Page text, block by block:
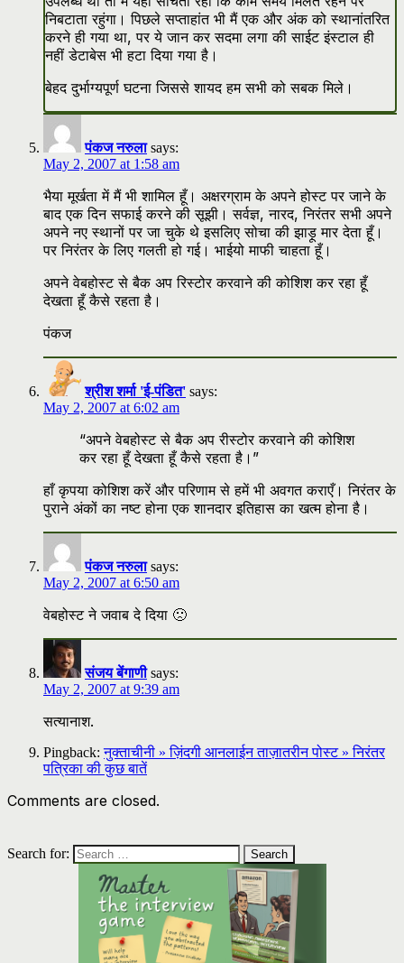
निबटाता रहुंगा। पिछले सप्ताहांत भी मैं एक और अंक को स्थानांतरित
करने ही गया था, पर ये जान कर सदमा लगा की साईट इंस्टाल ही
नहीं डेटाबेस भी हटा दिया गया है।
बेहद दुर्भाग्यपूर्ण घटना जिससे शायद हम सभी को सबक मिले।
पंकज नरुला says:
May 2, 2007 at 1:58 am
भैया मूर्खता में मैं भी शामिल हूँ। अक्षरग्राम के अपने होस्ट पर जाने के
बाद एक दिन सफाई करने की सूझी। सर्वज्ञ, नारद, निरंतर सभी अपने
अपने नए स्थानों पर जा चुके थे इसलिए सोचा की झाड़ू मार देता हूँ।
पर निरंतर के लिए गलती हो गई। भाईयो माफी चाहता हूँ।
अपने वेबहोस्ट से बैक अप रिस्टोर करवाने की कोशिश कर रहा हूँ
देखता हूँ कैसे रहता है।
पंकज
श्रीश शर्मा 'ई-पंडित' says:
May 2, 2007 at 6:02 am
“अपने वेबहोस्ट से बैक अप रीस्टोर करवाने की कोशिश
कर रहा हूँ देखता हूँ कैसे रहता है।”
हाँ कृपया कोशिश करें और परिणाम से हमें भी अवगत कराएँ। निरंतर के
पुराने अंकों का नष्ट होना एक शानदार इतिहास का खत्म होना है।
पंकज नरुला says:
May 2, 2007 at 6:50 am
वेबहोस्ट ने जवाब दे दिया 🙁
संजय बेंगाणी says:
May 2, 2007 at 9:39 am
सत्यानाश.
Pingback:नुक्ताचीनी » ज़िंदगी आनलाईन ताज़ातरीन पोस्ट » निरंतर
पत्रिका की कुछ बातें
Comments are closed.
Search for: